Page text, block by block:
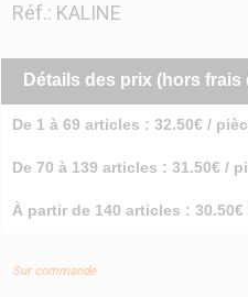
Réf.: KALINE
Détails des prix (hors frais
De 1 à 69 articles : 32.50€ /
De 70 à 139 articles : 31.50€ /
À partir de 140 articles : 30.50€
Sur commande